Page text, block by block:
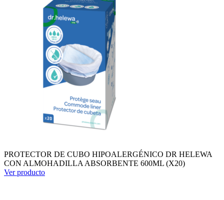
PROTECTOR DE CUBO HIPOALERGÉNICO DR HELEWA
CON ALMOHADILLA ABSORBENTE 600ML (X20)
Ver producto